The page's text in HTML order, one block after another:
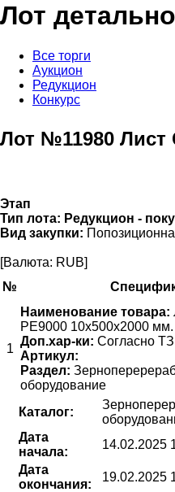
Лот детально
Все торги
Аукцион
Редукцион
Конкурс
Лот №11980
Этап
Тип лота: Редукцион -
Вид закупки:
[Валюта: RUB]
№
1
Наименование товара:
PE9000 10х500х2000 мм.
Доп.хар-ки: Согласно ТЗ
Артикул:
Раздел:
оборудование
Каталог:
Дата
начала:
14.02.2025
Дата
окончания:
19.02.2025